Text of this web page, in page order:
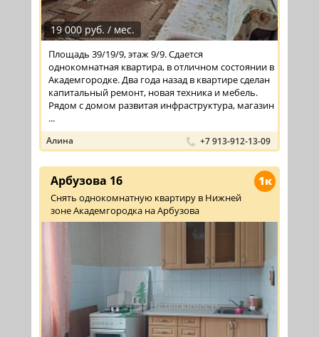
19 000 руб. / мес.
Площадь 39/19/9, этаж 9/9. Сдается
однокомнатная квартира, в отличном состоянии в
Академгородке. Два года назад в квартире сделан
капитальный ремонт, новая техника и мебель.
Рядом с домом развитая инфраструктура, магазин
...
Алина +7 913-912-13-09
1к
Арбузова 16
Снять однокомнатную квартиру в Нижней
зоне Академгородка на Арбузова